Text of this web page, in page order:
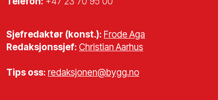
Sjefredaktør (konst.): Frode Aga
Redaksjonssjef: Christian Aarhus
Tips oss: redaksjonen@bygg.no